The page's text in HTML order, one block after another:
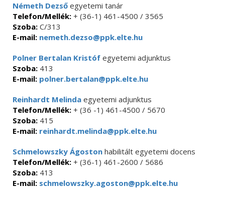
Németh Dezső egyetemi tanár
Telefon/Mellék: + (36-1) 461-4500 / 3565
Szoba: C/313
E-mail: nemeth.dezso@ppk.elte.hu
Polner Bertalan Kristóf egyetemi adjunktus
Szoba: 413
E-mail: polner.bertalan@ppk.elte.hu
Reinhardt Melinda egyetemi adjunktus
Telefon/Mellék: + (36 -1) 461-4500 / 5670
Szoba: 415
E-mail: reinhardt.melinda@ppk.elte.hu
Schmelowszky Ágoston habilitált egyetemi docens
Telefon/Mellék: + (36-1) 461-2600 / 5686
Szoba: 413
E-mail: schmelowszky.agoston@ppk.elte.hu